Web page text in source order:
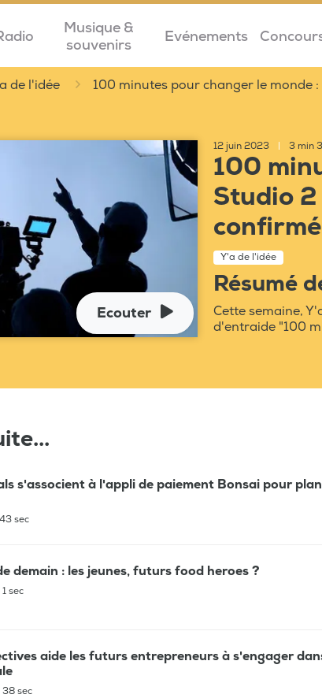
Musique &
souvenirs
Evénements
de l'idée 100 minutes pour changer le monde
Ecouter
12 juin 2023 3 min
100
Studio
Y'a de l'idée
Résumé
Cette semaine,
d'entraide "100
s'associent à l'appli de paiement Bonsai pour
sec
demain : les jeunes, futurs food heroes ?
sec
aide les futurs entrepreneurs à s'engager
38 sec